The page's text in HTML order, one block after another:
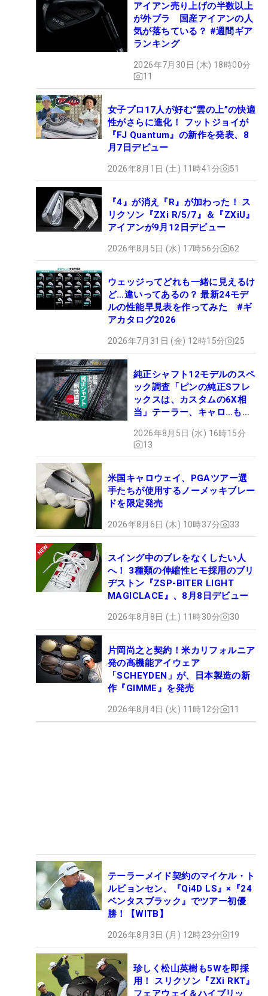
アイアン売り上げの半数以上
が外ブラ 国産アイアンの人
気が落ちている？ #週間ギア
ランキング
2026年7月30日 (木) 18時00分
11
女子プロ17人が好む“雲の上”の快適
性がさらに進化！ フットジョイが
『FJ Quantum』の新作を発表、8
月7日デビュー
2026年8月1日 (土) 11時41分 51
『4』が消え『R』が加わった！ ス
リクソン『ZXi R/5/7』＆『ZXiU』
アイアンが9月12日デビュー
2026年8月5日 (水) 17時56分 62
ウェッジってどれも一緒に見えるけ
ど…違いってあるの？ 最新24モデ
ルの性能早見表を作ってみた #ギ
アカタログ2026
2026年7月31日 (金) 12時15分 25
純正シャフト12モデルのスペ
ック調査「ピンの純正Sフレ
ックスは、カスタムの6X相
当」テーラー、キャロ…もチ
2026年8月5日 (水) 16時15分
13
米国キャロウェイ、PGAツアー選
手たちが使用するノーメッキブレー
ドを限定発売
2026年8月6日 (木) 10時37分 33
スイング中のブレをなくしたい人
へ！ 3種類の伸縮性ヒモ採用のブリ
ヂストン『ZSP-BITER LIGHT
MAGICLACE』、8月8日デビュー
2026年8月8日 (土) 11時30分 30
片岡尚之と契約！米カリフォルニア
発の高機能アイウェア
「SCHEYDEN」が、日本製造の新
作『GIMME』を発売
2026年8月4日 (火) 11時12分 11
テーラーメイド契約のマイケル・ト
ルビョンセン、『Qi4D LS』×『24
ベンタスブラック』でツアー初優
勝！【WITB】
2026年8月3日 (月) 12時23分 19
珍しく松山英樹も5Wを即採
用！ スリクソン『ZXi RKT』
フェアウェイ＆ハイブリッ